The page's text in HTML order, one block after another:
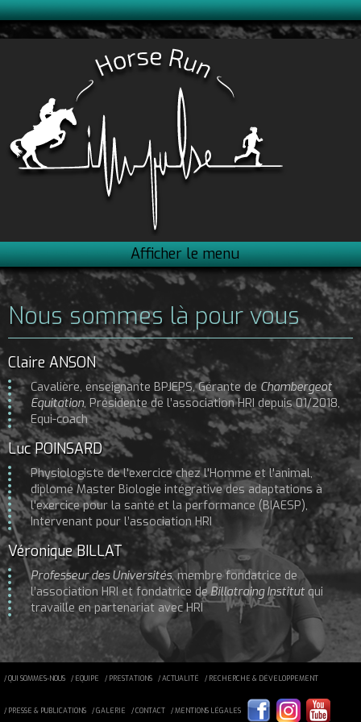
Afficher le menu
Nous sommes là pour vous
Claire ANSON
Cavalière, enseignante BPJEPS, Gérante de Chambergeot
Equitation, Présidente de l’association HRI depuis 01/2018,
Equi-coach
Luc POINSARD
Physiologiste de l'exercice chez l'Homme et l'animal,
diplomé Master Biologie intégrative des adaptations à
l'exercice pour la santé et la performance (BIAESP),
Intervenant pour l’association HRI
Véronique BILLAT
Professeur des Universités, membre fondatrice de
l’association HRI et fondatrice deBillatraing Institut qui
travaille en partenariat avec HRI
/ QUI SOMMES-NOUS / EQUIPE / PRESTATIONS / ACTUALITÉ / RECHERCHE & DÉVELOPPEMENT
/ PRESSE & PUBLICATIONS / GALERIE / CONTACT / MENTIONS LÉGALES